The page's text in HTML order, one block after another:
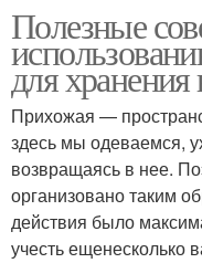
Полезные
для
Прихожая —
здесь мы одеваемся,
возвращаясь в нее.
организовано таким
действия было
учесть ещенесколько